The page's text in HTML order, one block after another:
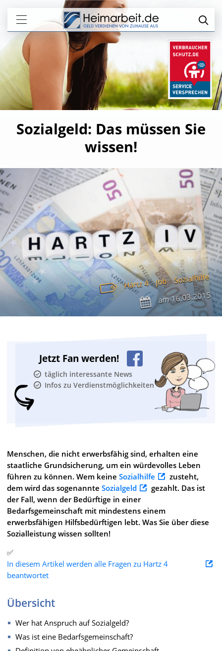
Sozialgeld: Das müssen Sie
wissen!
Hartz 4 Job Sozialhilfe
am16.03.2015
Jetzt Fan werden!
täglich interessante News
Infos zu Verdienstmöglichkeiten
Menschen, die nicht erwerbsfähig sind, erhalten eine
staatliche Grundsicherung, um ein würdevolles Leben
führen zu können. Wem keine Sozialhilfe
zusteht,
dem wird das sogenannte Sozialgeld
gezahlt. Das ist
der Fall, wenn der Bedürftige in einer
Bedarfsgemeinschaft mit mindestens einem
erwerbsfähigen Hilfsbedürftigen lebt. Was Sie über diese
Sozialleistung wissen sollten!
✅
In diesem Artikel werden alle Fragen zu Hartz 4
beantwortet
Übersicht
Wer hat Anspruch auf Sozialgeld?
Was ist eine Bedarfsgemeinschaft?